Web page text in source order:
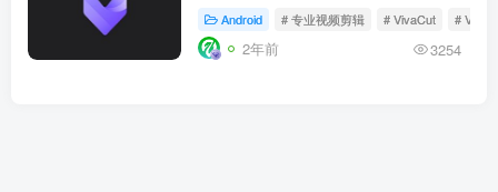
Android # 专业视频剪辑 # VivaCut #
2年前 3254